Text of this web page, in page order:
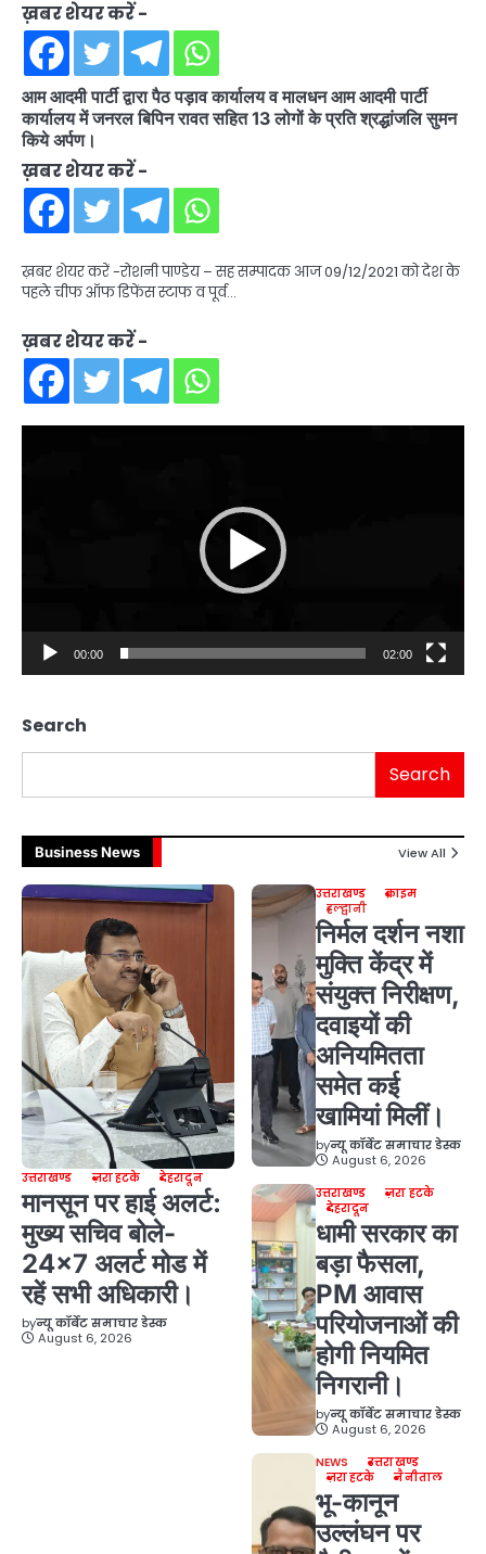
ख़बर शेयर करें -
आम आदमी पार्टी द्वारा पैठ पड़ाव कार्यालय व मालधन आम आदमी पार्टी
कार्यालय में जनरल बिपिन रावत सहित 13 लोगों के प्रति श्रद्धांजलि सुमन
किये अर्पण।
ख़बर शेयर करें -
ख़बर शेयर करें -रोशनी पाण्डेय – सह सम्पादक आज 09/12/2021 को देश के
पहले चीफ ऑफ डिफेंस स्टाफ व पूर्व…
ख़बर शेयर करें -
00:00 02:00
Search
Search
Business News View All
उत्तराखण्ड ज़रा हटके देहरादून
मानसून पर हाई अलर्ट:
मुख्य सचिव बोले-
24×7 अलर्ट मोड में
रहें सभी अधिकारी।
byन्यू कॉर्बेट समाचार डेस्क
August 6, 2026
उत्तराखण्ड
क्राइम
हल्द्वानी
निर्मल दर्शन नशा
मुक्ति केंद्र में
संयुक्त निरीक्षण,
दवाइयों की
अनियमितता
समेत कई
खामियां मिलीं।
byन्यू कॉर्बेट समाचार डेस्क
August 6, 2026
उत्तराखण्ड
ज़रा हटके
देहरादून
धामी सरकार का
बड़ा फैसला,
PM आवास
परियोजनाओं की
होगी नियमित
निगरानी।
byन्यू कॉर्बेट समाचार डेस्क
August 6, 2026
NEWS
उत्तराखण्ड
ज़रा हटके
नैनीताल
भू-कानून
उल्लंघन पर